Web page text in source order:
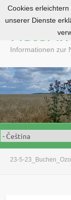
o
c
o
n
e
n
Natur
Informationen zur
23-5-
Cookies
unserer Dienste